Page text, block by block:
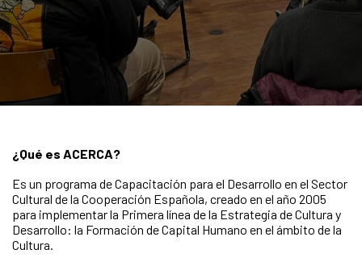
¿Qué es ACERCA?
Es un programa de Capacitación para el Desarrollo en el Sector
Cultural de la Cooperación Española, creado en el año 2005
para implementar la Primera línea de la Estrategia de Cultura y
Desarrollo: la Formación de Capital Humano en el ámbito de la
Cultura.